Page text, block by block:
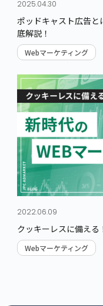
2025.04.30
ポッドキャスト広告
底解説！
Webマーケティング
2022.06.09
クッキーレスに備え
Webマーケティング